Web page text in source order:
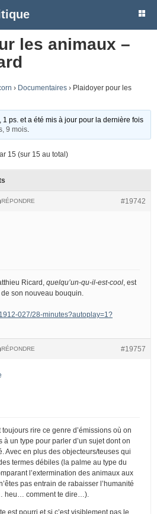
les animaux –
› Documentaires › Plaidoyer pour les
ps. et a été mis à jour pour la dernière fois
9 mois
15 (sur 15 au total)
#19742
RÉPONDRE
Ricard, quelqu’un-qu-il-est-cool , est
son nouveau bouquin.
027/28-minutes?autoplay=1?
#19757
RÉPONDRE
rire ce genre d’émissions où on
un type pour parler d’un sujet dont on
Avec en plus des objecteurs/teuses qui
termes débiles (la palme au type du
l’extermination des animaux aux
pas entrain de rabaisser l’humanité
heu… comment te dire…).
est pourri et si c’est visiblement pas le